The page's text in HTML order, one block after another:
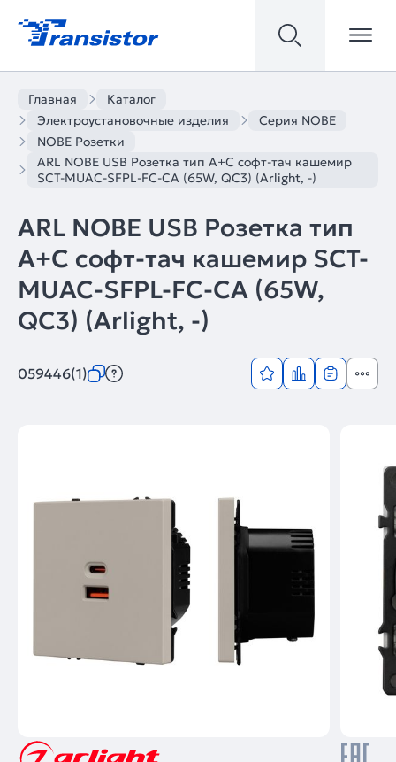
Главная
Каталог
Электроустановочные изделия
Серия NOBE
NOBE Розетки
ARL NOBE USB Розетка тип A+C софт-тач кашемир
SCT-MUAC-SFPL-FC-CA (65W, QC3) (Arlight, -)
ARL NOBE USB Розетка тип
A+C софт-тач кашемир SCT-
MUAC-SFPL-FC-CA (65W,
QC3) (Arlight, -)
059446(1)